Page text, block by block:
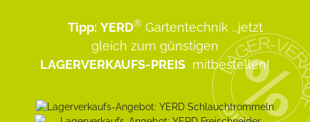
Tipp: YERD® Gartentechnik ...jetzt
gleich zum günstigen
LAGERVERKAUFS-PREIS mitbestellen!